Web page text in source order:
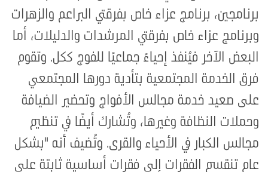
برنامجين، برنامج عزاء خاص بفرقتي البراعم والزهرات
وبرنامج عزاء خاص بفرقتي المرشدات والدليلات، أما
البعض الآخر فيُنفذ إحياءً جماعيًا للفوج ككل. وتقوم
فرق الخدمة المجتمعية بتأدية دورها المجتمعي
على صعيد خدمة مجالس الأفواج وتحضير الضيافة
وحملات النظافة وغيرها، وتُشارك أيضًا في تنظيم
مجالس الكبار في الأحياء والقرى. وتُضيف أنه "بشكل
عام تنقسم الفقرات إلى فقرات أساسية ثابتة على